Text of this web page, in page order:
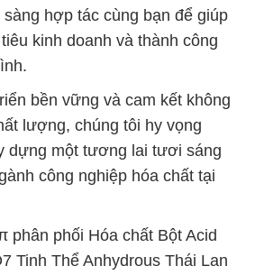
hợp tác cùng bạn để giúp
kinh doanh và thành công
bền vững và cam kết không
lượng, chúng tôi hy vọng
dựng một tương lai tươi sáng
công nghiệp hóa chất tại
phân phối Hóa chất Bột Acid
Tinh Thể Anhydrous Thái Lan